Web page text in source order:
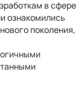
в сфере
ознакомились
поколения,